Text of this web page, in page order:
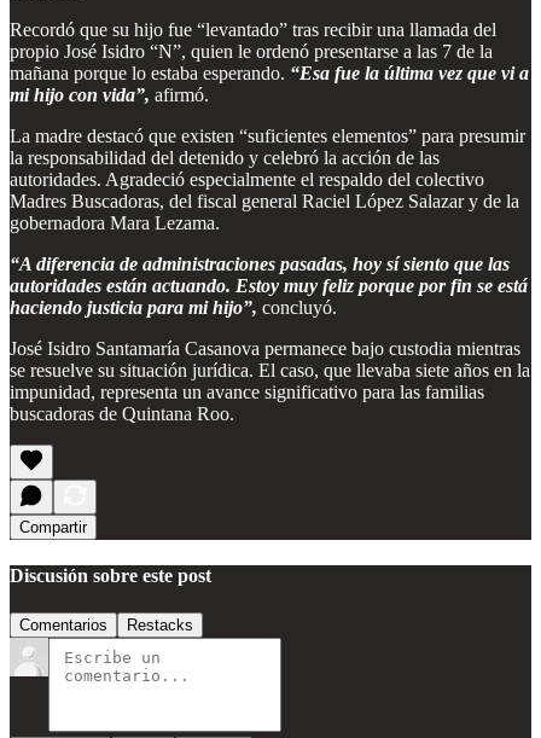
Recordó que su hijo fue “levantado” tras recibir una llamada del
propio José Isidro “N”, quien le ordenó presentarse a las 7 de la
mañana porque lo estaba esperando. “Esa fue la última vez que vi a
mi hijo con vida”, afirmó.
La madre destacó que existen “suficientes elementos” para presumir
la responsabilidad del detenido y celebró la acción de las
autoridades. Agradeció especialmente el respaldo del colectivo
Madres Buscadoras, del fiscal general Raciel López Salazar y de la
gobernadora Mara Lezama.
“A diferencia de administraciones pasadas, hoy sí siento que las
autoridades están actuando. Estoy muy feliz porque por fin se está
haciendo justicia para mi hijo”, concluyó.
José Isidro Santamaría Casanova permanece bajo custodia mientras
se resuelve su situación jurídica. El caso, que llevaba siete años en la
impunidad, representa un avance significativo para las familias
buscadoras de Quintana Roo.
Compartir
Discusión sobre este post
Comentarios Restacks